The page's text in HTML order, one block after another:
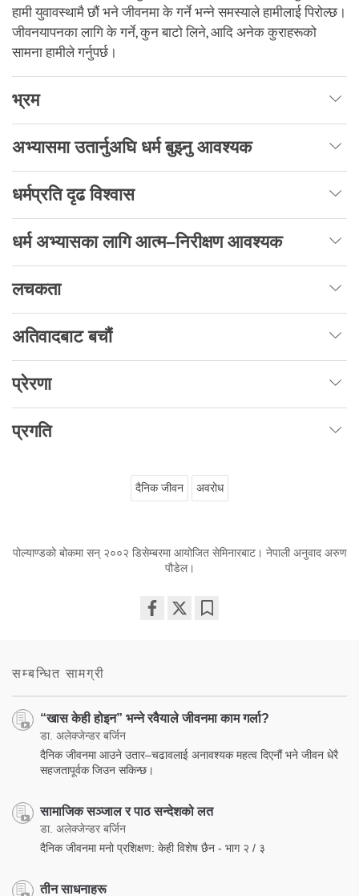
हामी युवावस्थामै छौं भने जीवनमा के गर्ने भन्ने समस्याले हामीलाई पिरोल्छ।
जीवनयापनका लागि के गर्ने, कुन बाटो लिने, आदि अनेक कुराहरूको
सामना हामीले गर्नुपर्छ।
भ्रम
अभ्यासमा उतार्नुअघि धर्म बुझ्नु आवश्यक
धर्मप्रति दृढ विश्वास
धर्म अभ्यासका लागि आत्म–निरीक्षण आवश्यक
लचकता
अतिवादबाट बचौं
प्रेरणा
प्रगति
दैनिक जीवन अवरोध
पोल्याण्डको बोकमा सन् २००२ डिसेम्बरमा आयोजित सेमिनारबाट। नेपाली अनुवाद अरुण
पौडेल।
सम्बन्धित सामग्री
“खास केही होइन” भन्ने रवैयाले जीवनमा काम गर्ला?
डा. अलेक्जेन्डर बर्जिन
दैनिक जीवनमा आउने उतार–चढावलाई अनावश्यक महत्व दिएनौं भने जीवन धेरै
सहजतापूर्वक जिउन सकिन्छ।
सामाजिक सञ्जाल र पाठ सन्देशको लत
डा. अलेक्जेन्डर बर्जिन
दैनिक जीवनमा मनो प्रशिक्षण: केही विशेष छैन - भाग २ / ३
तीन साधनाहरू